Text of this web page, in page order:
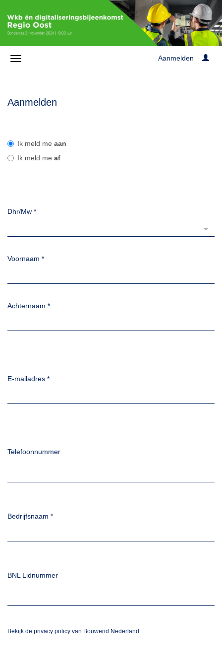
Aanmelden
Aanmelden
Ik meld me aan
Ik meld me af
Dhr/Mw *
Voornaam *
Achternaam *
E-mailadres *
Telefoonnummer
Bedrijfsnaam *
BNL Lidnummer
Bekijk de privacy policy van Bouwend Nederland